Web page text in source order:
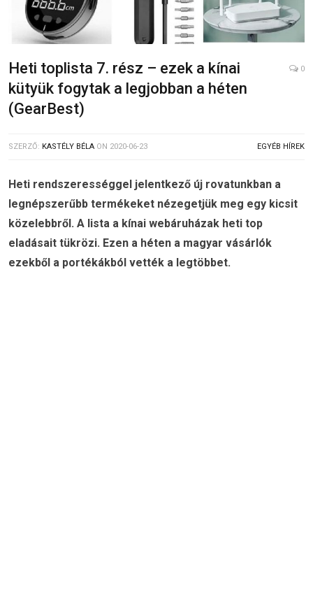
Heti toplista 7. rész – ezek a kínai
kütyük fogytak a legjobban a héten
(GearBest)
0
SZERZŐ: KASTÉLY BÉLA ON 2020-06-23 EGYÉB HÍREK
Heti rendszerességgel jelentkező új rovatunkban a
legnépszerűbb termékeket nézegetjük meg egy kicsit
közelebbről. A lista a kínai webáruházak heti top
eladásait tükrözi. Ezen a héten a magyar vásárlók
ezekből a portékákból vették a legtöbbet.